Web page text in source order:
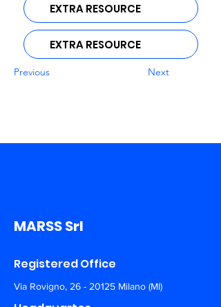
EXTRA RESOURCE
EXTRA RESOURCE
Previous Next
MARSS Srl
Registered Office
Via Rovigno, 26 - 20125 Milano (MI)